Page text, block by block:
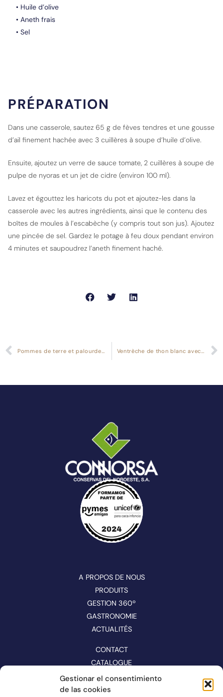
Gestionar el consentimiento
de las cookies
• Huile d’olive
• Aneth frais
• Sel
PRÉPARATION
Dans une casserole, sautez 65 g de fèves tendres et une gousse
d’ail finement hachée avec 3 cuillères à soupe d’huile d’olive.
Ensuite, ajoutez un verre de sauce tomate, 2 cuillères à soupe de
pulpe de nyoras et un jet de cidre (environ 100 ml).
Lavez et égouttez les haricots du pot et ajoutez-les dans la
casserole avec les autres ingrédients, ainsi que le contenu des
boîtes de moules à l’escabèche (y compris tout son jus). Ajoutez
une pincée de sel. Gardez le potage à feu doux pendant environ
4 minutes et saupoudrez l’aneth finement haché.
A PROPOS DE NOUS
PRODUITS
GESTION 360º
GASTRONOMIE
ACTUALITÉS
CONTACT
CATALOGUE
SUIVEZ-NOUS SUR LES RÉSEAUX